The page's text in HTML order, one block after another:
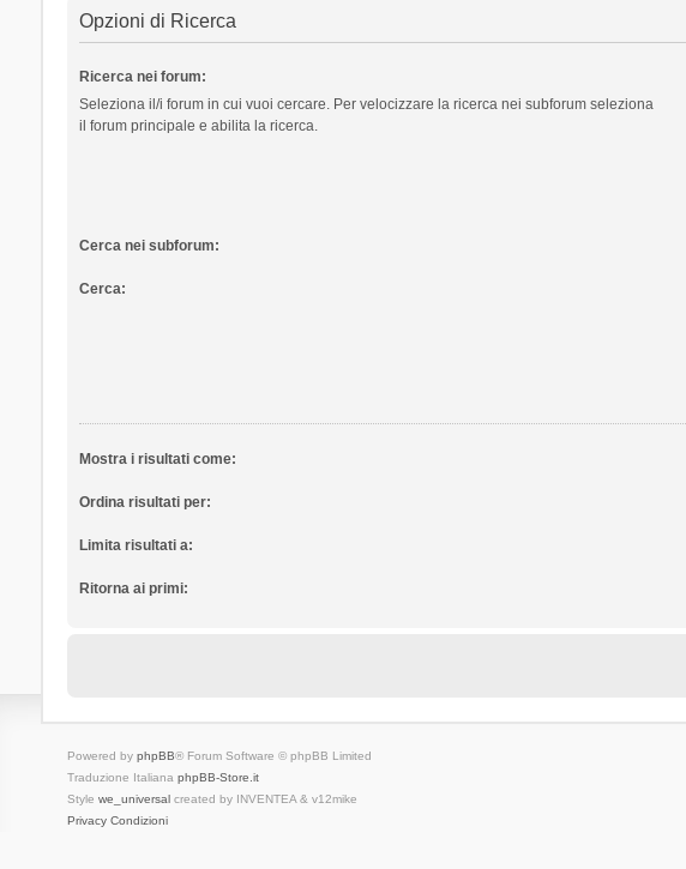
Opzioni di Ricerca
Ricerca nei forum:
Seleziona il/i forum in cui vuoi cercare. Per velocizzare la ricerca nei subforum seleziona
il forum principale e abilita la ricerca.
Cerca nei subforum:
Cerca:
Mostra i risultati come:
Ordina risultati per:
Limita risultati a:
Ritorna ai primi:
Powered by phpBB® Forum Software © phpBB Limited
Traduzione Italiana phpBB-Store.it
Style we_universalcreated by INVENTEA & v12mike
Privacy Condizioni